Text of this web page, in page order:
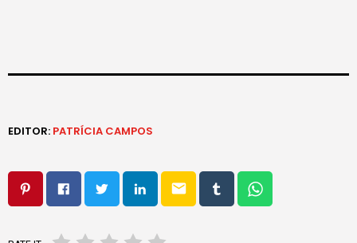
EDITOR: PATRÍCIA CAMPOS
email